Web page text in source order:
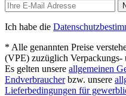
Ich habe die
* Alle genannten Preise
(VPE) zuzüglich Verpackungs-
Es gelten unsere allgemeinen
Endverbraucherbzw. unsere
Lieferbedingungen für